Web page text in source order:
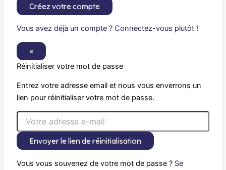
Créez votre compte
Vous avez déjà un compte ? Connectez-vous plutôt !
×
Réinitialiser votre mot de passe
Entrez votre adresse email et nous vous enverrons un
lien pour réinitialiser votre mot de passe.
Envoyer le lien de réinitialisation
Vous vous souvenez de votre mot de passe ? Se